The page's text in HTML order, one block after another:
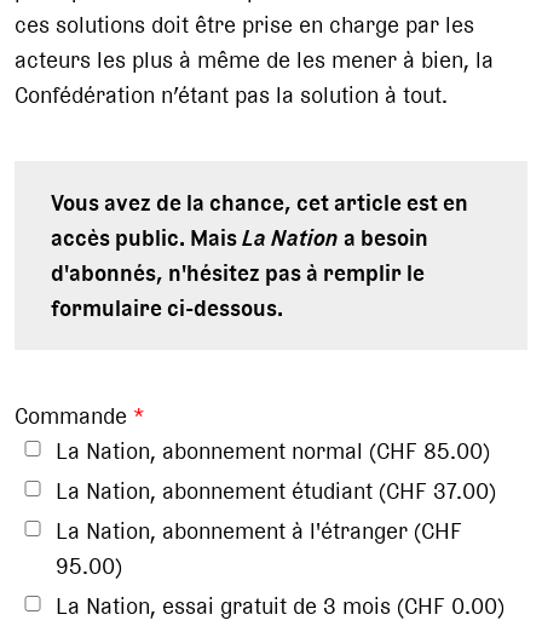
ces solutions doit être prise en charge par les
acteurs les plus à même de les mener à bien, la
Confédération n’étant pas la solution à tout.
Vous avez de la chance, cet article est en
accès public. MaisLa Nationa besoin
d'abonnés, n'hésitez pas à remplir le
formulaire ci-dessous.
Commande *
La Nation, abonnement normal (CHF 85.00)
La Nation, abonnement étudiant (CHF 37.00)
La Nation, abonnement à l'étranger (CHF
95.00)
La Nation, essai gratuit de 3 mois (CHF 0.00)